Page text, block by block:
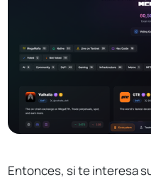
Entonces, si te interesa